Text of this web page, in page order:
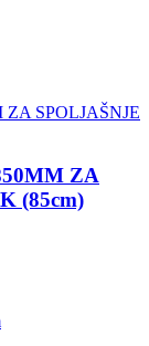
ZA
(85cm)